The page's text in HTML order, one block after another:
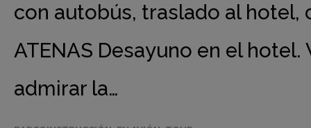
con autobús, traslado al hotel,
ATENAS Desayuno en el
admirar la…